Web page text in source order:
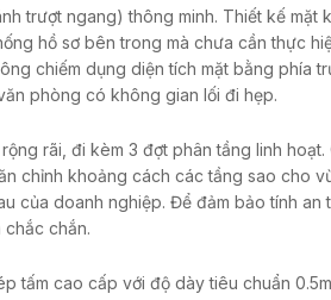
trượt ngang) thông minh. Thiết kế mặt
hồ sơ bên trong mà chưa cần thực
chiếm dụng diện tích mặt bằng phía
phòng có không gian lối đi hẹp.
rãi, đi kèm 3 đợt phân tầng linh hoạt.
chỉnh khoảng cách các tầng sao cho
của doanh nghiệp. Để đảm bảo tính an
chắn.
tấm cao cấp với độ dày tiêu chuẩn